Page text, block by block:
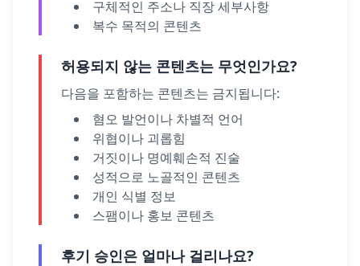
구체적인 주소나 직장 세부사항
복수 목적의 콘텐츠
허용되지 않는 콘텐츠는 무엇인가요?
다음을 포함하는 콘텐츠는 금지됩니다:
혐오 발언이나 차별적 언어
위협이나 괴롭힘
거짓이나 명예훼손적 진술
성적으로 노골적인 콘텐츠
개인 식별 정보
스팸이나 홍보 콘텐츠
후기 승인은 얼마나 걸리나요?